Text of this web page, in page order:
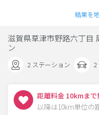
結果を
滋賀県草津市野路六丁目
ン
2 ステーション 2
距離料金 10kmまで
以降は10km単位の